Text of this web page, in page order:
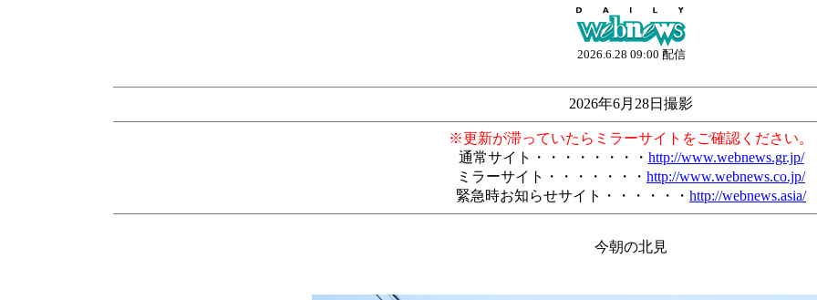
2026.6.28 09:00 配信
2026年6月28日撮影
※更新が滞っていたらミラーサイトをご確認ください。
通常サイト・・・・・・・・ http://www.webnews.gr.jp/
ミラーサイト・・・・・・・ http://www.webnews.co.jp/
緊急時お知らせサイト・・・・・・ http://webnews.asia/
今朝の北見